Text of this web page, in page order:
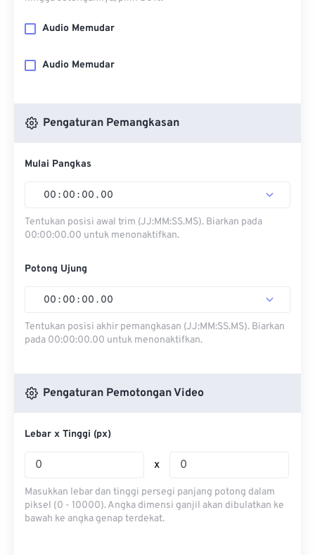
Audio Memudar
Audio Memudar
Pengaturan Pemangkasan
Mulai Pangkas
00 : 00 : 00 . 00
Tentukan posisi awal trim (JJ:MM:SS.MS). Biarkan pada
00:00:00.00 untuk menonaktifkan.
Potong Ujung
00 : 00 : 00 . 00
Tentukan posisi akhir pemangkasan (JJ:MM:SS.MS). Biarkan
pada 00:00:00.00 untuk menonaktifkan.
Pengaturan Pemotongan Video
Lebar x Tinggi (px)
x
Masukkan lebar dan tinggi persegi panjang potong dalam
piksel (0 - 10000). Angka dimensi ganjil akan dibulatkan ke
bawah ke angka genap terdekat.